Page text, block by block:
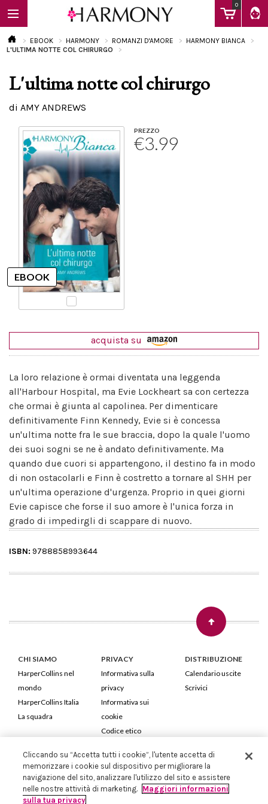
0
EBOOK
Calendario
EBOOK HARMONY ROMANZI D'AMORE
HARMONY BIANCA
L'ULTIMA NOTTE COL CHIRURGO
L'ultima notte col chirurgo
di AMY ANDREWS
PREZZO
€3.99
acquista su
La loro relazione è ormai diventata una leggenda
all'Harbour Hospital, ma Evie Lockheart sa con certezza
che ormai è giunta al capolinea. Per dimenticare
definitivamente Finn Kennedy, Evie si è concessa
un'ultima notte fra le sue braccia, dopo la quale l'uomo
dei suoi sogni se ne è andato definitivamente. Ma
quando due cuori si appartengono, il destino fa in modo
di non ostacolarli e Finn è costretto a tornare al SHH per
un'ultima operazione d'urgenza. Proprio in quei giorni
Evie capisce che forse il suo amore è l'unica forza in
grado di impedirgli di scappare di nuovo.
ISBN: 9788858993644
CHI SIAMO
HarperCollins nel
mondo
HarperCollins Italia
La squadra
PRIVACY
Informativa sulla
privacy
Informativa sui
cookie
Codice etico
DISTRIBUZIONE
Calendario uscite
Scrivici
HarperCollins Italia S.p.A. Viale Monte Nero, 84 - 20135 Milano
Cod. Fiscale e P.IVA 05946780151 - Capitale Sociale 258.250 €
Iscritta in Milano al Registro delle imprese nr.198004 e REA nr.1051898
Cliccando su “Accetta tutti i cookie”, l'utente accetta di
memorizzare i cookie sul dispositivo per migliorare la
navigazione del sito, analizzare l'utilizzo del sito e assistere
nelle nostre attività di marketing. Maggiori informazioni
sulla tua privacy